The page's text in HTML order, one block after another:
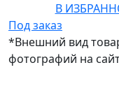
В
Под заказ
*Внешний вид
фотографий на